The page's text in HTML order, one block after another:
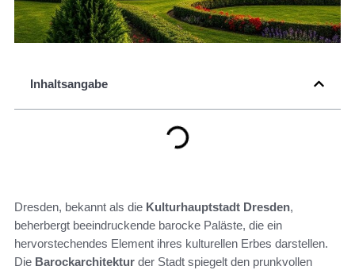
Inhaltsangabe
Dresden, bekannt als die Kulturhauptstadt Dresden,
beherbergt beeindruckende barocke Paläste, die ein
hervorstechendes Element ihres kulturellen Erbes darstellen.
Die Barockarchitektur der Stadt spiegelt den prunkvollen